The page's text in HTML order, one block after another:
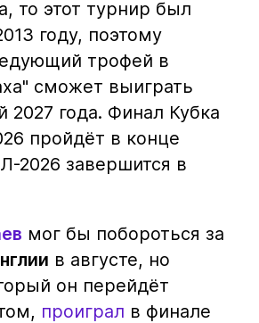
то этот турнир был
году, поэтому
трофей в
сможет выиграть
2027 года. Финал Кубка
пройдёт в конце
2026 завершится в
мог бы побороться за
в августе, но
он перейдёт
проиграл в финале